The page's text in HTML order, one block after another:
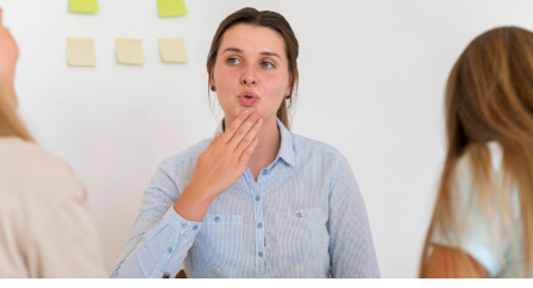
Fonoaudiología
Labio
Lenguaje